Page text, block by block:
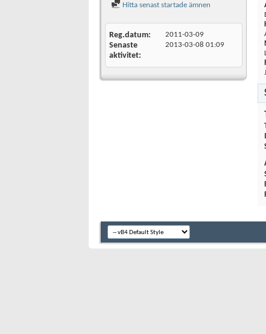
Hitta senast startade ämnen
Reg.datum 2011-03-09
Senaste
aktivitet
2013-03-08 01:09